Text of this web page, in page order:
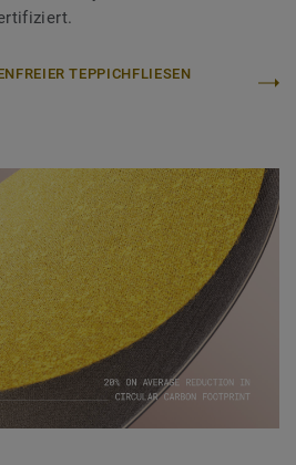
TEPPICHFLIESEN